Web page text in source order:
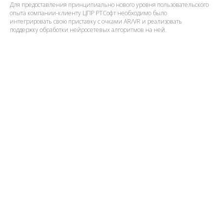
Для предоставления принципиально нового уровня пользовательского
опыта компании-клиенту ЦПР РТСофт необходимо было
интегрировать свою приставку с очками AR/VR и реализовать
поддержку обработки нейросетевых алгоритмов на ней.